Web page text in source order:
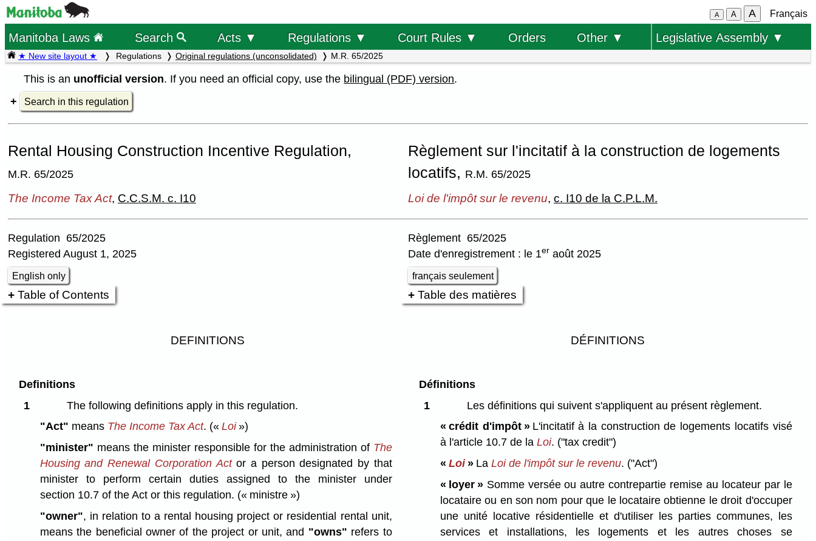
A A A Français
Manitoba Laws Search Acts ▼ Regulations ▼ Court Rules ▼ Orders Other ▼ Legislative Assembly ▼
★ New site layout ★ Regulations Original regulations (unconsolidated) M.R. 65/2025
This is an unofficial version. If you need an official copy, use the bilingual (PDF) version.
Search in this regulation
Rental Housing Construction Incentive Regulation,
M.R. 65/2025
Règlement sur l'incitatif à la construction de logements
locatifs, R.M. 65/2025
The Income Tax Act, C.C.S.M. c. I10 Loi de l'impôt sur le revenu, c. I10 de la C.P.L.M.
Regulation 65/2025
Registered August 1, 2025
English only
Règlement 65/2025
Date d'enregistrement : le 1er août 2025
français seulement
Table of Contents Table des matières
DEFINITIONS DÉFINITIONS
Definitions
1
The following definitions apply in this regulation.
"Act" means The Income Tax Act. (« Loi»)
"minister" means the minister responsible for the administration of The
Housing and Renewal Corporation Actor a person designated by that
minister to perform certain duties assigned to the minister under
section 10.7 of the Act or this regulation. (« ministre »)
"owner", in relation to a rental housing project or residential rental unit,
means the beneficial owner of the project or unit, and "owns" refers to
Définitions
1
Les définitions qui suivent s'appliquent au présent règlement.
« crédit d'impôt »L'incitatif à la construction de logements locatifs visé
à l'article 10.7 de la Loi. ("tax credit")
« Loi»La Loi de l'impôt sur le revenu. ("Act")
« loyer »Somme versée ou autre contrepartie remise au locateur par le
locataire ou en son nom pour que le locataire obtienne le droit d'occuper
une unité locative résidentielle et d'utiliser les parties communes, les
services et installations, les logements et les autres choses se